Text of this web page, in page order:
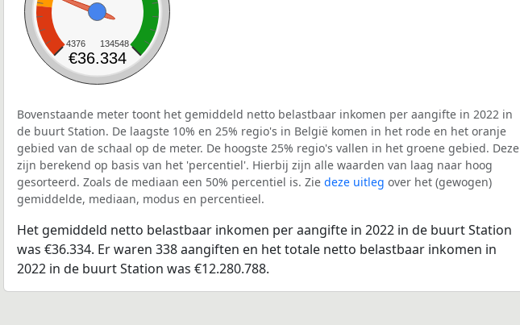
4376 134548
€36.334
Bovenstaande meter toont het gemiddeld netto belastbaar inkomen per aangifte in 2022 in
de buurt Station. De laagste 10% en 25% regio's in België komen in het rode en het oranje
gebied van de schaal op de meter. De hoogste 25% regio's vallen in het groene gebied. Deze
zijn berekend op basis van het 'percentiel'. Hierbij zijn alle waarden van laag naar hoog
gesorteerd. Zoals de mediaan een 50% percentiel is. Zie deze uitleg over het (gewogen)
gemiddelde, mediaan, modus en percentieel.
Het gemiddeld netto belastbaar inkomen per aangifte in 2022 in de buurt Station
was €36.334. Er waren 338 aangiften en het totale netto belastbaar inkomen in
2022 in de buurt Station was €12.280.788.